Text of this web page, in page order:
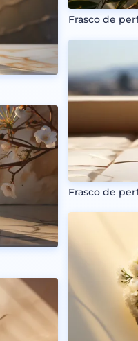
Frasco de
Frasco de